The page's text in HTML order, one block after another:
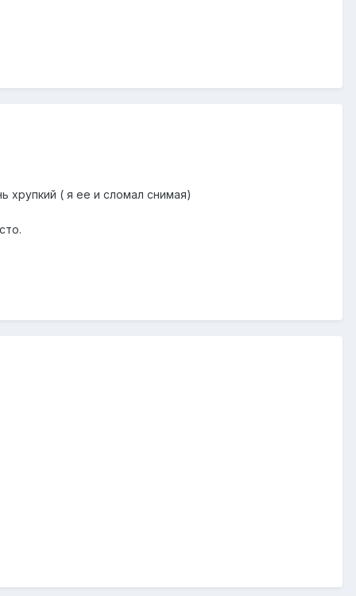
хрупкий ( я ее и сломал снимая)